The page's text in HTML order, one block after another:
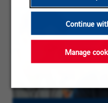
Continue
Manage